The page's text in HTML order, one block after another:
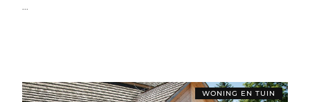
...
WONING EN TUIN